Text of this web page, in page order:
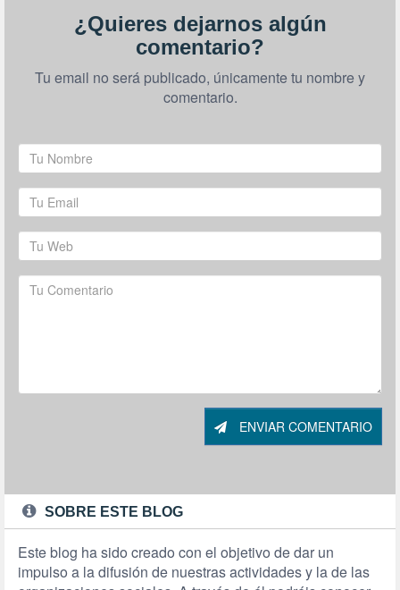
¿Quieres dejarnos algún
comentario?
Tu email no será publicado, únicamente tu nombre y
comentario.
ENVIAR COMENTARIO
SOBRE ESTE BLOG
Este blog ha sido creado con el objetivo de dar un
impulso a la difusión de nuestras actividades y la de las